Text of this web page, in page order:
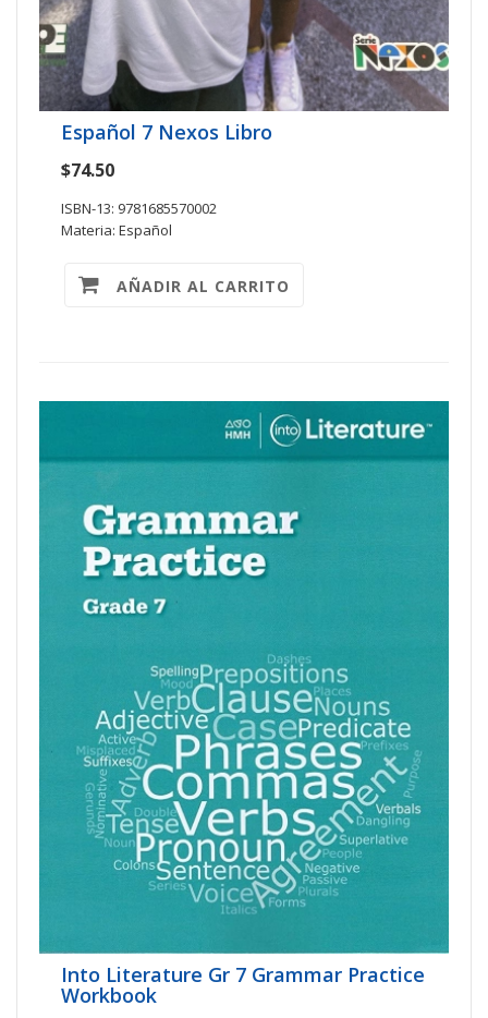
Español 7 Nexos Libro
$74.50
ISBN-13: 9781685570002
Materia: Español
AÑADIR AL CARRITO
Into Literature Gr 7 Grammar Practice
Workbook